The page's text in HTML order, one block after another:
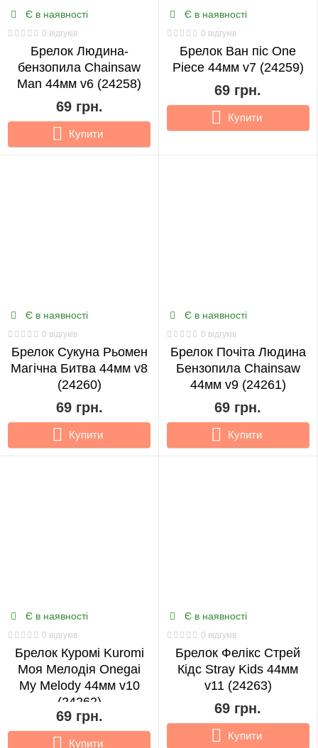
Є в наявності
0 відгуків
Брелок Людина-
бензопила Chainsaw
Man 44мм v6 (24258)
69 грн.
Купити
Є в наявності
0 відгуків
Брелок Ван піс One
Piece 44мм v7 (24259)
69 грн.
Купити
Є в наявності
0 відгуків
Брелок Сукуна Рьомен
Магічна Битва 44мм v8
(24260)
69 грн.
Купити
Є в наявності
0 відгуків
Брелок Почіта Людина
Бензопила Chainsaw
44мм v9 (24261)
69 грн.
Купити
Є в наявності
0 відгуків
Брелок Куромі Kuromi
Моя Мелодія Onegai
My Melody 44мм v10
(24262)
69 грн.
Купити
Є в наявності
0 відгуків
Брелок Фелікс Стрей
Кідс Stray Kids 44мм
v11 (24263)
69 грн.
Купити